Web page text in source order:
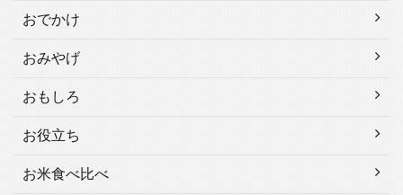
おでかけ
おみやげ
おもしろ
お役立ち
お米食べ比べ